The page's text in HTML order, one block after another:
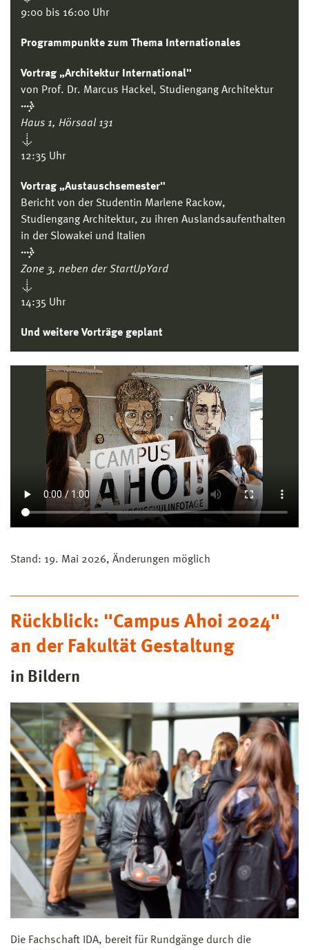
9:00 bis 16:00 Uhr
Programmpunkte zum Thema Internationales
Vortrag „Architektur International"
von Prof. Dr. Marcus Hackel, Studiengang Architektur
→
Haus 1, Hörsaal 131
↓
12:35 Uhr
Vortrag „Austauschsemester"
Bericht von der Studentin Marlene Rackow,
Studiengang Architektur, zu ihren Auslandsaufenthalten
in der Slowakei und Italien
→
Zone 3, neben der StartUpYard
↓
14:35 Uhr
Und weitere Vorträge geplant
Stand: 19. Mai 2026, Änderungen möglich
Rückblick: "Campus Ahoi 2024"
an der Fakultät Gestaltung
in Bildern
Die Fachschaft IDA, bereit für Rundgänge durch die